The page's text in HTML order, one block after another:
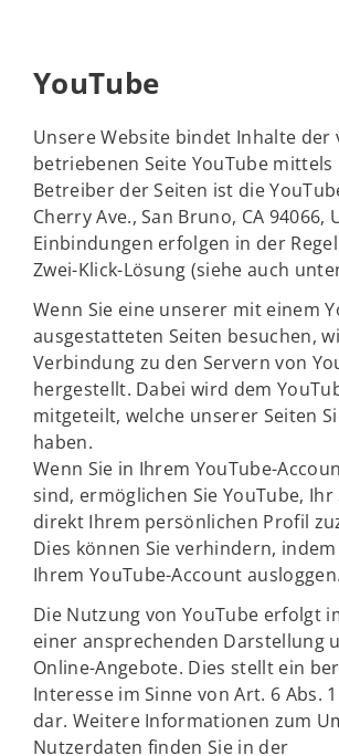
YouTube
Unsere Website bindet Inhalte der
betriebenen Seite YouTube mittels
Betreiber der Seiten ist die
Cherry Ave., San Bruno, CA 94066,
Einbindungen erfolgen in der
Zwei-Klick-Lösung (siehe auch
Wenn Sie eine unserer mit einem
ausgestatteten Seiten besuchen,
Verbindung zu den Servern von
hergestellt. Dabei wird dem
mitgeteilt, welche unserer Seiten
haben.
Wenn Sie in Ihrem YouTube-
sind, ermöglichen Sie YouTube,
direkt Ihrem persönlichen Profil
Dies können Sie verhindern, indem
Ihrem YouTube-Account ausloggen.
Die Nutzung von YouTube erfolgt
einer ansprechenden Darstellung
Online-Angebote. Dies stellt ein
Interesse im Sinne von Art. 6 Abs.
dar. Weitere Informationen zum
Nutzerdaten finden Sie in der